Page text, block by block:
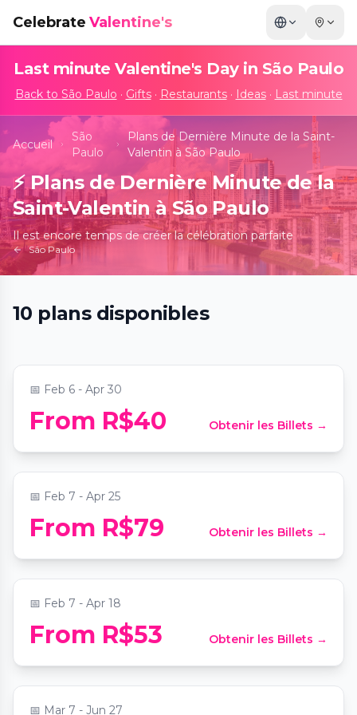
Celebrate Valentine's
Last minute Valentine's Day in São Paulo
Back to São Paulo · Gifts· Restaurants· Ideas· Last minute
Accueil
São
Paulo
Plans de Dernière Minute de la Saint-
Valentin à São Paulo
⚡ Plans de Dernière Minute de la
Saint-Valentin à São Paulo
Il est encore temps de créer la célébration parfaite
São Paulo
10 plans disponibles
Machu Picchu: Viagem à Cidade Perdida
📅 Feb 6 - Apr 30
From R$40 Obtenir les Billets →
Candlelight: Mozart & Beethoven
📍Mosteiro de São Bento
📅 Feb 7 - Apr 25
From R$79 Obtenir les Billets →
Candlelight: O Senhor dos Anéis
📍Unibes Cultural
📅 Feb 7 - Apr 18
From R$53 Obtenir les Billets →
Candlelight: O Melhor de Hans Zimmer
📍Museu de Arte de São Paulo Assis Chateaubriand - MASP
📅 Mar 7 - Jun 27